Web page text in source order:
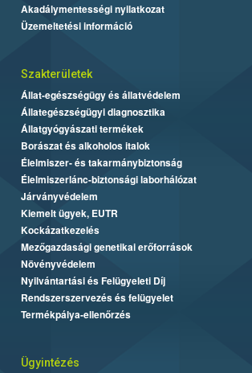
Akadálymentességi nyilatkozat
Üzemeltetési információ
Szakterületek
Állat-egészségügy és állatvédelem
Állategészségügyi diagnosztika
Állatgyógyászati termékek
Borászat és alkoholos italok
Élelmiszer- és takarmánybiztonság
Élelmiszerlánc-biztonsági laborhálózat
Járványvédelem
Kiemelt ügyek, EUTR
Kockázatkezelés
Mezőgazdasági genetikai erőforrások
Növényvédelem
Nyilvántartási és Felügyeleti Díj
Rendszerszervezés és felügyelet
Termékpálya-ellenőrzés
Ügyintézés